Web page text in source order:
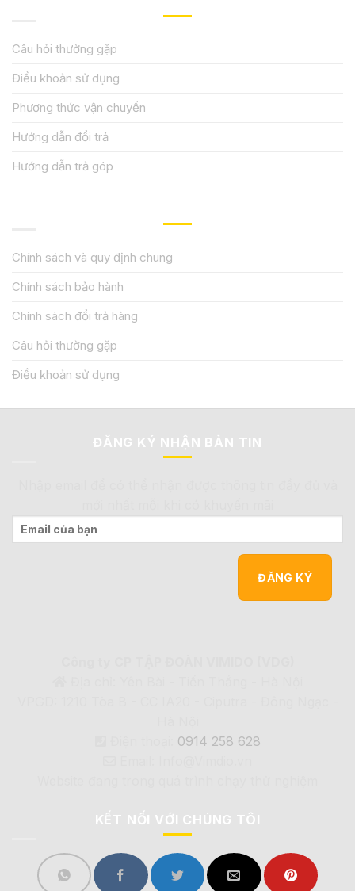
Câu hỏi thường gặp
Điều khoản sử dụng
Phương thức vận chuyển
Hướng dẫn đổi trả
Hướng dẫn trả góp
Chính sách và quy định chung
Chính sách bảo hành
Chính sách đổi trả hàng
Câu hỏi thường gặp
Điều khoản sử dụng
ĐĂNG KÝ NHẬN BẢN TIN
0914 258 628
KẾT NỐI VỚI CHÚNG TÔI